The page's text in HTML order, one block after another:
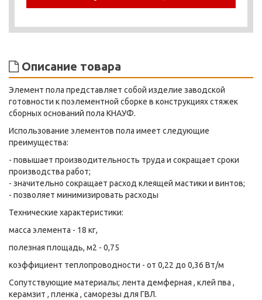
Описание товара
Элемент пола представляет собой изделие заводской
готовности к поэлементной сборке в конструкциях стяжек
сборных оснований пола КНАУФ.
Использование элементов пола имеет следующие
преимущества:
- повышает производительность труда и сокращает сроки
производства работ;
- значительно сокращает расход клеящей мастики и винтов;
- позволяет минимизировать расходы
Технические характеристики:
масса элемента - 18 кг,
полезная площадь, м2 - 0,75
коэффициент теплопроводности - от 0,22 до 0,36 Вт/м
Сопутствующие материалы; лента демферная , клей пва ,
керамзит , пленка , саморезы для ГВЛ.